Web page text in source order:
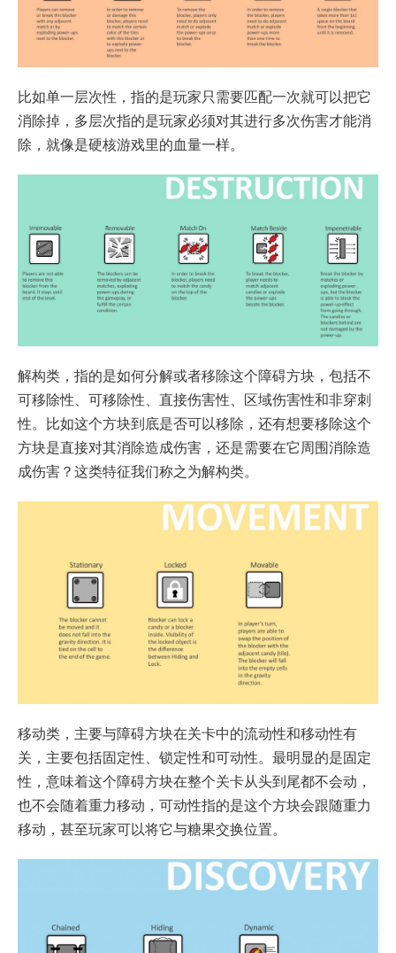
比如单一层次性，指的是玩家只需要匹配一次就可以把它
消除掉，多层次指的是玩家必须对其进行多次伤害才能消
除，就像是硬核游戏里的血量一样。
解构类，指的是如何分解或者移除这个障碍方块，包括不
可移除性、可移除性、直接伤害性、区域伤害性和非穿刺
性。比如这个方块到底是否可以移除，还有想要移除这个
方块是直接对其消除造成伤害，还是需要在它周围消除造
成伤害？这类特征我们称之为解构类。
移动类，主要与障碍方块在关卡中的流动性和移动性有
关，主要包括固定性、锁定性和可动性。最明显的是固定
性，意味着这个障碍方块在整个关卡从头到尾都不会动，
也不会随着重力移动，可动性指的是这个方块会跟随重力
移动，甚至玩家可以将它与糖果交换位置。